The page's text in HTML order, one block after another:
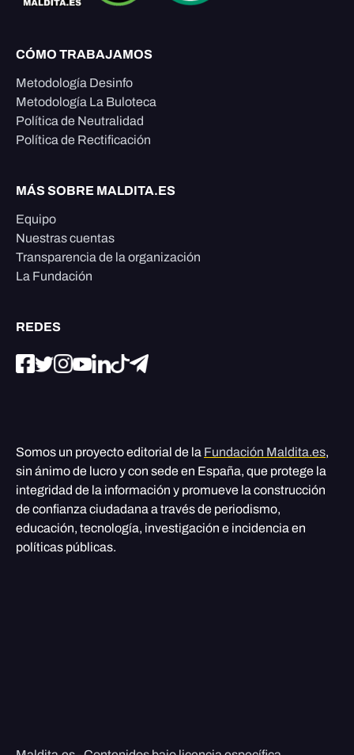
CÓMO TRABAJAMOS
Metodología Desinfo
Metodología La Buloteca
Política de Neutralidad
Política de Rectificación
MÁS SOBRE MALDITA.ES
Equipo
Nuestras cuentas
Transparencia de la organización
La Fundación
REDES
Somos un proyecto editorial de la Fundación Maldita.es,
sin ánimo de lucro y con sede en España, que protege la
integridad de la información y promueve la construcción
de confianza ciudadana a través de periodismo,
educación, tecnología, investigación e incidencia en
políticas públicas.